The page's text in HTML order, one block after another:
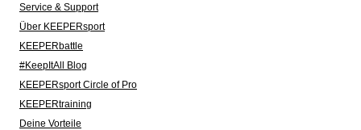
Service & Support
Über KEEPERsport
KEEPERbattle
#KeepItAll Blog
KEEPERsport Circle of Pro
KEEPERtraining
Deine Vorteile